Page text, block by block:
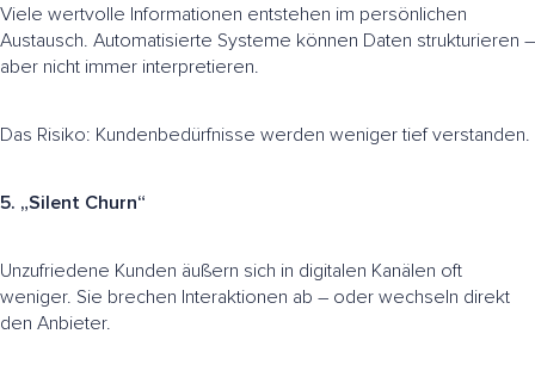
Viele wertvolle Informationen entstehen im persönlichen
Austausch. Automatisierte Systeme können Daten strukturieren –
aber nicht immer interpretieren.
Das Risiko: Kundenbedürfnisse werden weniger tief verstanden.
5. „Silent Churn“
Unzufriedene Kunden äußern sich in digitalen Kanälen oft
weniger. Sie brechen Interaktionen ab – oder wechseln direkt
den Anbieter.